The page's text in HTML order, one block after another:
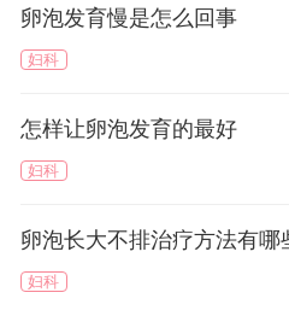
卵泡发育慢是怎么回事
妇科
怎样让卵泡发育的最好
妇科
卵泡长大不排治疗方法有哪
妇科